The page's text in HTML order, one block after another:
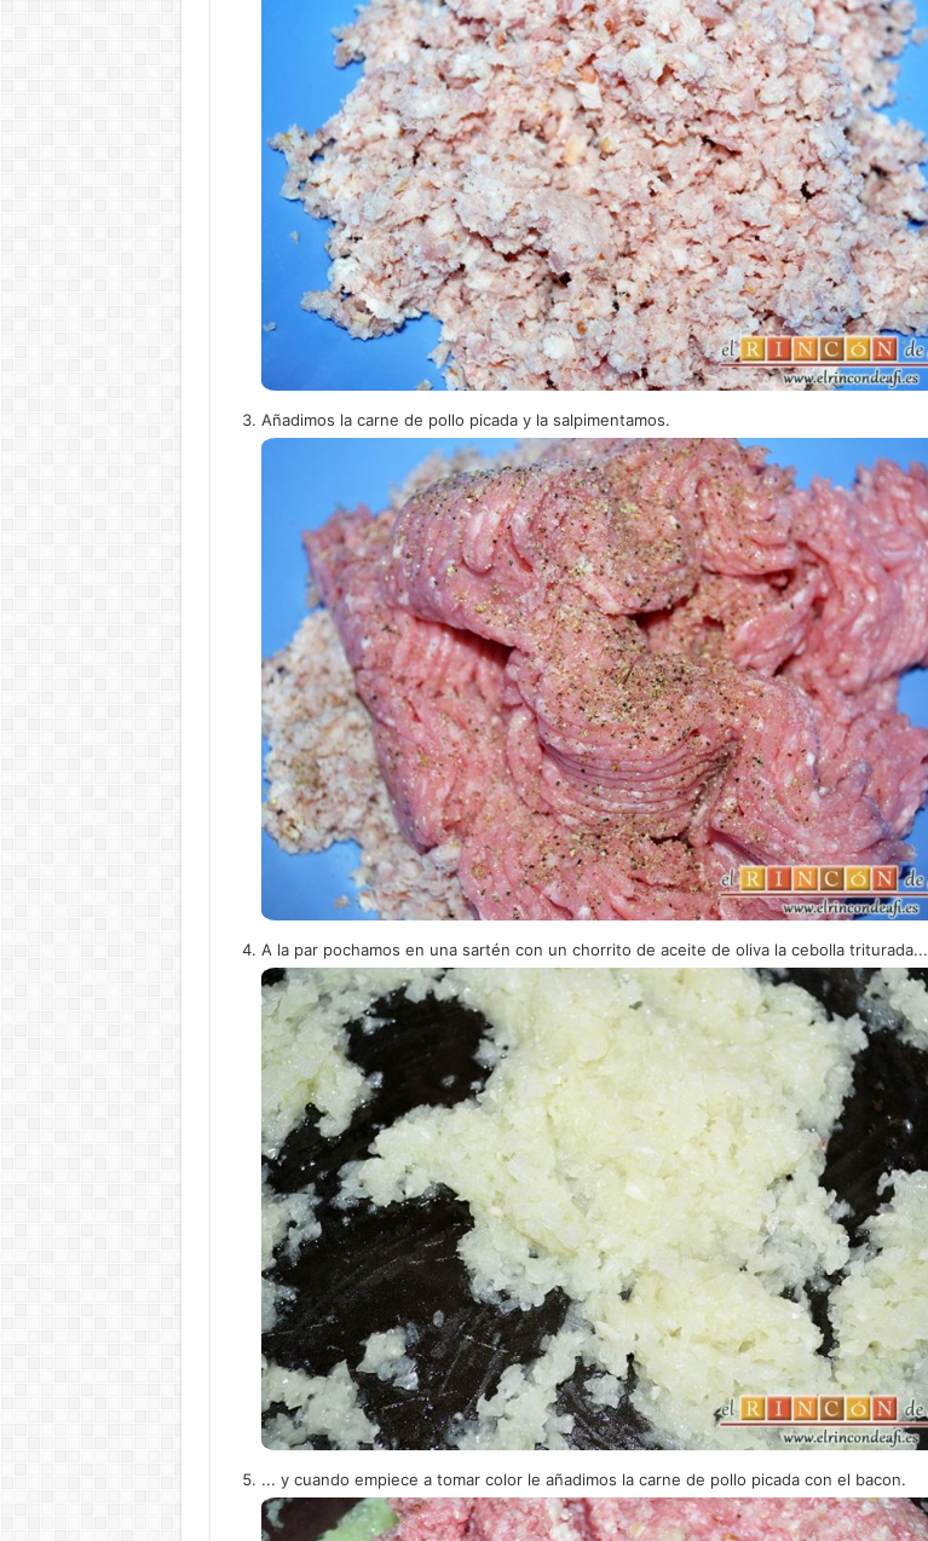
Añadimos la carne de pollo picada y la salpimentamos.
A la par pochamos en una sartén con un chorrito de aceite de oliva la cebolla triturada...
... y cuando empiece a tomar color le añadimos la carne de pollo picada con el bacon.